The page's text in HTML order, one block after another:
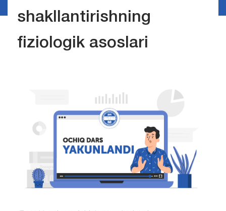
shakllantirishning
fiziologik asoslari